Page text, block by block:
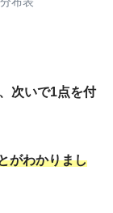
次いで1点を付
がわかりまし